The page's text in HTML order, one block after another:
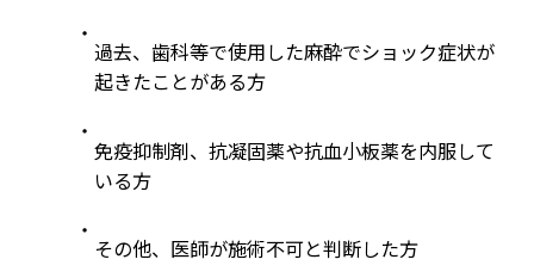
過去、歯科等で使用した麻酔でショック症状が
起きたことがある方
免疫抑制剤、抗凝固薬や抗血小板薬を内服して
いる方
その他、医師が施術不可と判断した方